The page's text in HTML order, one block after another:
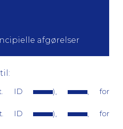
afgørelser
til:
ID
),
, for
ID
),
, for